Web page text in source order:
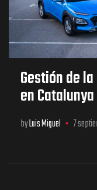
Gestión de
en Catalunya
byLuis Miguel 7